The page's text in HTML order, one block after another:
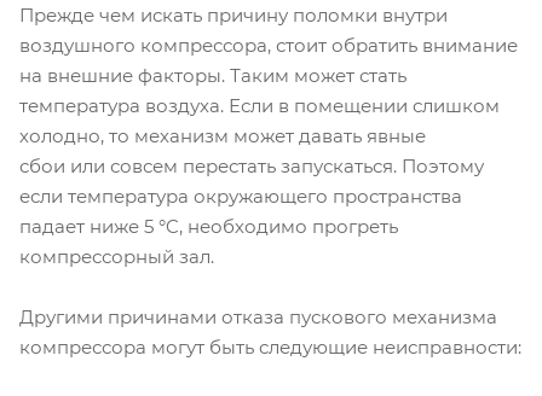
Прежде чем искать причину поломки внутри
воздушного компрессора, стоит обратить внимание
на внешние факторы. Таким может стать
температура воздуха. Если в помещении слишком
холодно, то механизм может давать явные
сбои или совсем перестать запускаться. Поэтому
если температура окружающего пространства
падает ниже 5 °C, необходимо прогреть
компрессорный зал.
Другими причинами отказа пускового механизма
компрессора могут быть следующие неисправности: